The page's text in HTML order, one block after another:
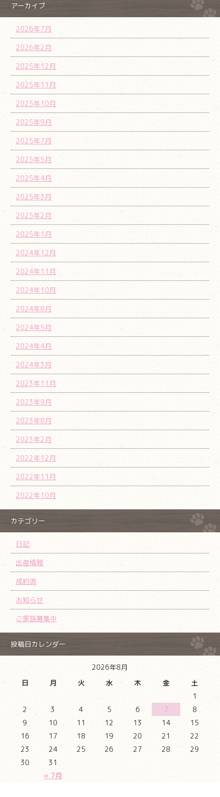
アーカイブ
2026年7月
2026年2月
2025年12月
2025年11月
2025年10月
2025年9月
2025年7月
2025年5月
2025年4月
2025年3月
2025年2月
2025年1月
2024年12月
2024年11月
2024年10月
2024年8月
2024年5月
2024年4月
2024年3月
2023年11月
2023年9月
2023年8月
2023年2月
2022年12月
2022年11月
2022年10月
カテゴリー
日記
出産情報
成約済
お知らせ
ご家族募集中
投稿日カレンダー
2026年8月
日
月 火 水 木 金 土
« 7月
1
2
3 4 5 6 7
8
9
10 11 12 13 14
15
16
17 18 19 20 21
22
23
24 25 26 27 28
29
30
31